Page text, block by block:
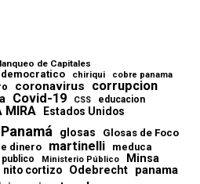
de Capitales
chiriqui cobre panama
coronavirus corrupcion
Covid-19 CSS educacion
MIRA Estados Unidos
glosas Glosas de Foco
dinero martinelli meduca
Ministerio Público Minsa
nito cortizo Odebrecht panama